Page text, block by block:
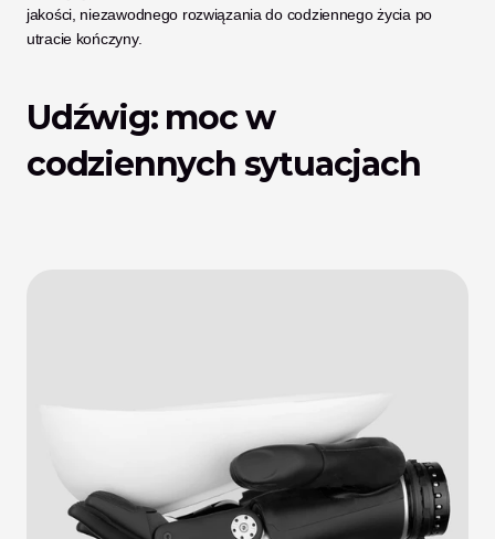
jakości, niezawodnego rozwiązania do codziennego życia po
utracie kończyny.
Udźwig: moc w
codziennych sytuacjach